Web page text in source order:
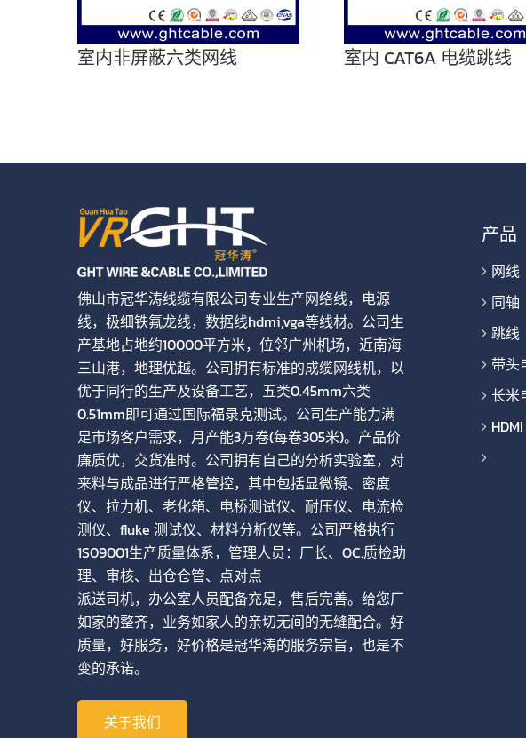
室内非屏蔽六类网线 室内 CAT6A 电缆跳线
佛山市冠华涛线缆有限公司专业生产网络线，电源
线，极细铁氟龙线，数据线hdmi,vga等线材。公司生
产基地占地约10000平方米，位邻广州机场，近南海
三山港，地理优越。公司拥有标准的成缆网线机，以
优于同行的生产及设备工艺，五类0.45mm六类
0.51mm即可通过国际福录克测试。公司生产能力满
足市场客户需求，月产能3万卷(每卷305米)。产品价
廉质优，交货准时。公司拥有自己的分析实验室，对
来料与成品进行严格管控，其中包括显微镜、密度
仪、拉力机、老化箱、电桥测试仪、耐压仪、电流检
测仪、fluke 测试仪、材料分析仪等。公司严格执行
1S09001生产质量体系，管理人员：厂长、OC.质检助
理、审核、出仓仓管、点对点
派送司机，办公室人员配备充足，售后完善。给您厂
如家的整齐，业务如家人的亲切无间的无缝配合。好
质量，好服务，好价格是冠华涛的服务宗旨，也是不
变的承诺。
关于我们
产品
网线
同轴
跳线
带头
长米
HDMI